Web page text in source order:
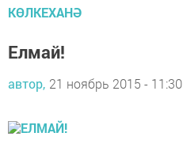
КӨЛКЕХАНӘ
Елмай!
автор, 21 ноябрь 2015 - 11:30